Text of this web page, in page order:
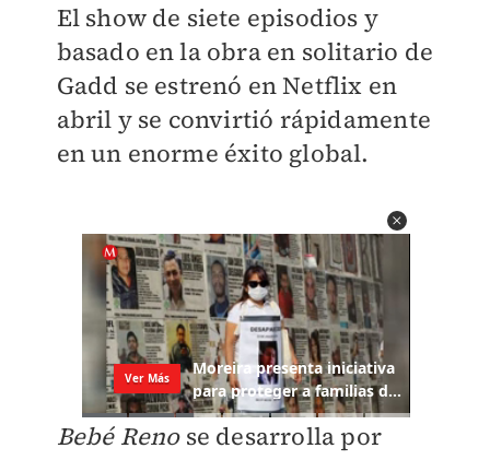
El show de siete episodios y
basado en la obra en solitario de
Gadd se estrenó en Netflix en
abril y se convirtió rápidamente
en un enorme éxito global.
Bebé Renose desarrolla por